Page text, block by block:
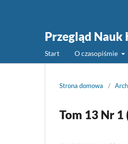
Przegląd
Start O czasopiśmie
Strona domowa /
Tom 13 Nr 1